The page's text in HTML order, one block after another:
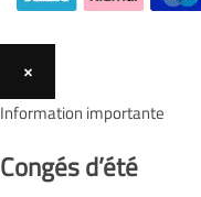
×
Information importante
Congés d’été